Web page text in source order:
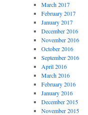
March 2017
February 2017
January 2017
December 2016
November 2016
October 2016
September 2016
April 2016
March 2016
February 2016
January 2016
December 2015
November 2015